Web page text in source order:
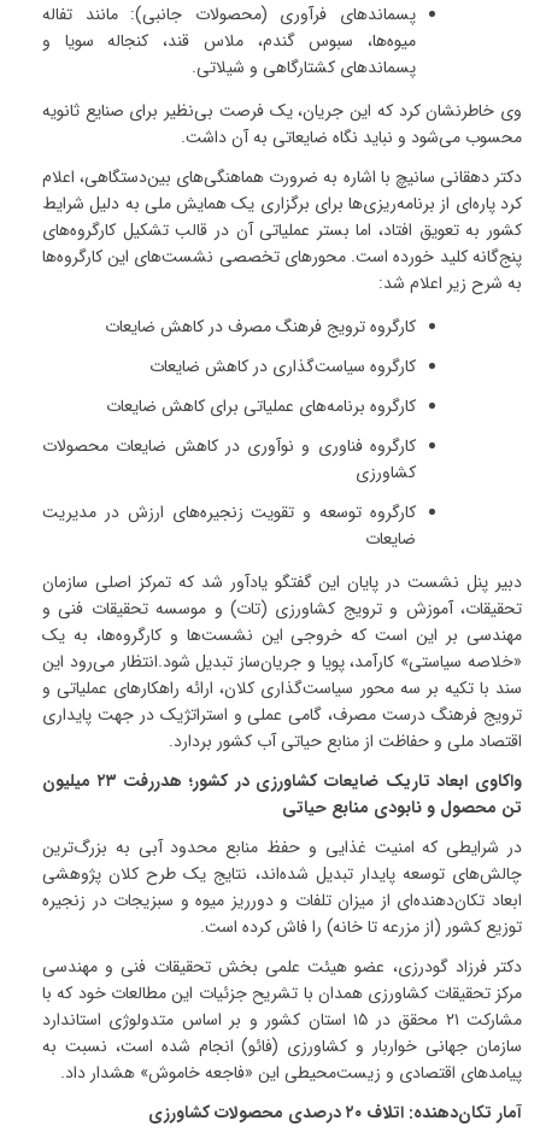
پسماندهای فرآوری (محصولات جانبی):مانند تفاله
میوه‌ها، سبوس گندم، ملاس قند، کنجاله سویا و
پسماندهای کشتارگاهی و شیلاتی.
وی خاطرنشان کرد که این جریان، یک فرصت بی‌نظیر برای صنایع ثانویه
محسوب می‌شود و نباید نگاه ضایعاتی به آن داشت.
دکتر دهقانی سانیچ با اشاره به ضرورت هماهنگی‌های بین‌دستگاهی، اعلام
کرد پاره‌ای از برنامه‌ریزی‌ها برای برگزاری یک همایش ملی به دلیل شرایط
کشور به تعویق افتاد، اما بستر عملیاتی آن در قالب تشکیل کارگروه‌های
پنج‌گانه کلید خورده است. محورهای تخصصی نشست‌های این کارگروه‌ها
به شرح زیر اعلام شد:
کارگروه ترویج فرهنگ مصرف در کاهش ضایعات
کارگروه سیاست‌گذاری در کاهش ضایعات
کارگروه برنامه‌های عملیاتی برای کاهش ضایعات
کارگروه فناوری و نوآوری در کاهش ضایعات محصولات
کشاورزی
کارگروه توسعه و تقویت زنجیره‌های ارزش در مدیریت
ضایعات
دبیر پنل نشست در پایان این گفتگو یادآور شد که تمرکز اصلی سازمان
تحقیقات، آموزش و ترویج کشاورزی (تات) و موسسه تحقیقات فنی و
مهندسی بر این است که خروجی این نشست‌ها و کارگروه‌ها، به یک
«خلاصه سیاستی» کارآمد، پویا و جریان‌ساز تبدیل شود.انتظار می‌رود این
سند با تکیه بر سه محور سیاست‌گذاری کلان، ارائه راهکارهای عملیاتی و
ترویج فرهنگ درست مصرف، گامی عملی و استراتژیک در جهت پایداری
اقتصاد ملی و حفاظت از منابع حیاتی آب کشور بردارد.
واکاوی ابعاد تاریک ضایعات کشاورزی در کشور؛ هدررفت ۲۳میلیون
تن محصول و نابودی منابع حیاتی
در شرایطی که امنیت غذایی و حفظ منابع محدود آبی به بزرگ‌ترین
چالش‌های توسعه پایدار تبدیل شده‌اند، نتایج یک طرح کلان پژوهشی
ابعاد تکان‌دهنده‌ای از میزان تلفات و دورریز میوه و سبزیجات در زنجیره
توزیع کشور (از مزرعه تا خانه) را فاش کرده است.
دکتر فرزاد گودرزی، عضو هیئت علمی بخش تحقیقات فنی و مهندسی
مرکز تحقیقات کشاورزی همدان با تشریح جزئیات این مطالعات خود که با
مشارکت ۲۱ محقق در ۱۵استان کشور و بر اساس متدولوژی استاندارد
سازمان جهانی خواربار و کشاورزی (فائو) انجام شده است، نسبت به
پیامدهای اقتصادی و زیست‌محیطی این «فاجعه خاموش» هشدار داد.
آمار تکان‌دهنده: اتلاف ۲۰درصدی محصولات کشاورزی